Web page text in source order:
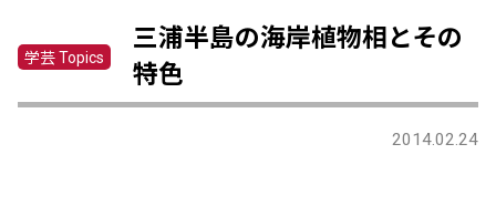
学芸 Topics
三浦半島の海岸植物相とその
特色
2014.02.24